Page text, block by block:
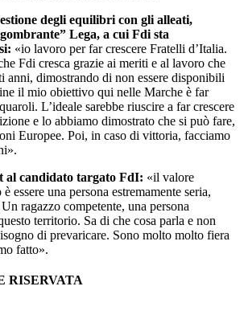
degli equilibri con gli alleati,
Lega, a cui Fdi sta
«io lavoro per far crescere Fratelli d’Italia.
Fdi cresca grazie ai meriti e al lavoro che
anni, dimostrando di non essere disponibili
il mio obiettivo qui nelle Marche è far
L’ideale sarebbe riuscire a far crescere
e lo abbiamo dimostrato che si può fare,
Europee. Poi, in caso di vittoria, facciamo
al candidato targato FdI: «il valore
essere una persona estremamente seria,
ragazzo competente, una persona
territorio. Sa di che cosa parla e non
di prevaricare. Sono molto molto fiera
fatto».
RISERVATA